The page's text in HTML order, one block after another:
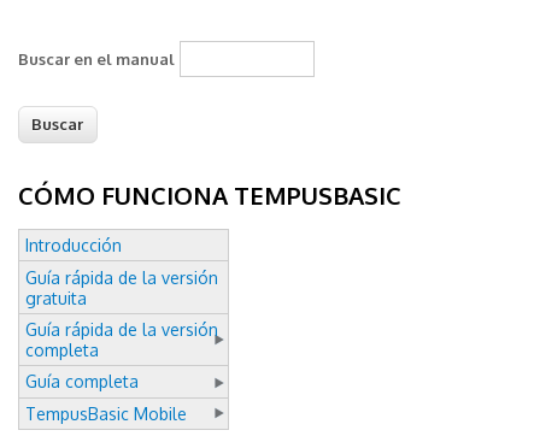
Buscar en el manual
CÓMO FUNCIONA TEMPUSBASIC
Introducción
Guía rápida de la versión
gratuita
Guía rápida de la versión
completa
Guía completa
TempusBasic Mobile